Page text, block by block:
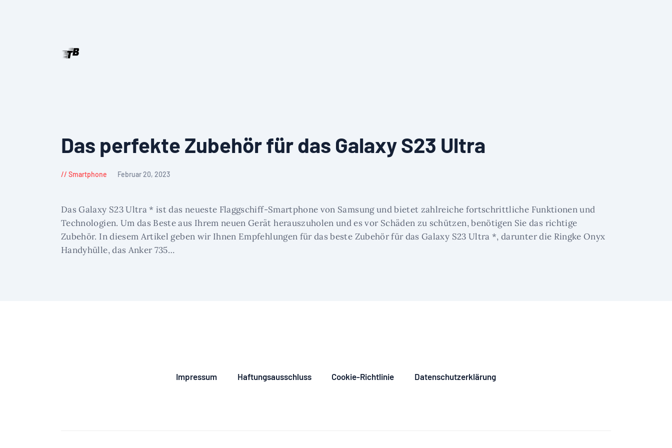
Das perfekte Zubehör für das Galaxy S23 Ultra
Smartphone Februar 20, 2023
Das Galaxy S23 Ultra * ist das neueste Flaggschiff-Smartphone von Samsung und bietet zahlreiche fortschrittliche Funktionen und
Technologien. Um das Beste aus Ihrem neuen Gerät herauszuholen und es vor Schäden zu schützen, benötigen Sie das richtige
Zubehör. In diesem Artikel geben wir Ihnen Empfehlungen für das beste Zubehör für das Galaxy S23 Ultra *, darunter die Ringke Onyx
Handyhülle, das Anker 735…
Impressum Haftungsausschluss Cookie-Richtlinie Datenschutzerklärung